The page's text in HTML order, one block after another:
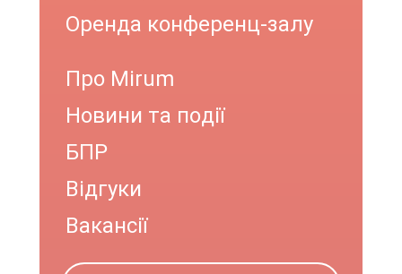
Оренда конференц-залу
Про Mirum
Новини та події
БПР
Відгуки
Вакансії